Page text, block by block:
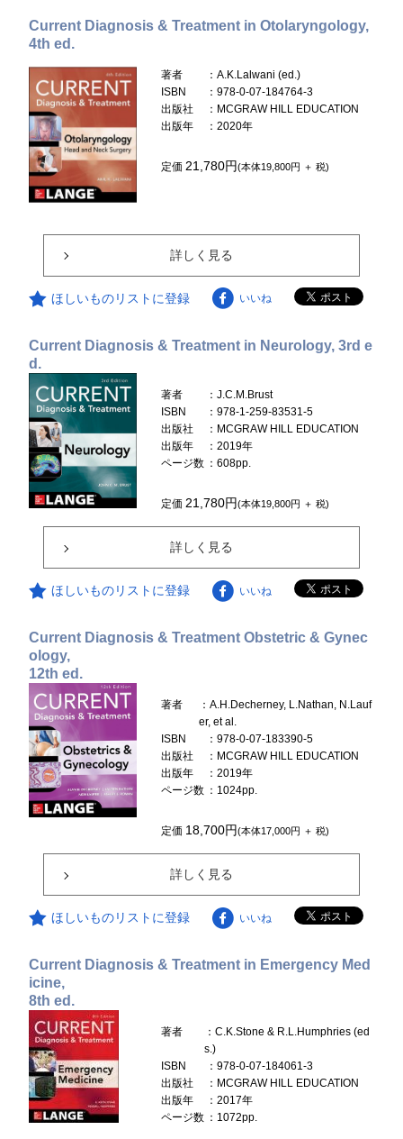
Current Diagnosis & Treatment in Otolaryngology,
4th ed.
著者
：A.K.Lalwani (ed.)
ISBN
：978-0-07-184764-3
出版社
：MCGRAW HILL EDUCATION
出版年
：2020年
定価 21,780円(本体19,800円 ＋ 税)
詳しく見る
ほしいものリストに登録 いいね
Current Diagnosis & Treatment in Neurology, 3rd e
d.
著者
：J.C.M.Brust
ISBN
：978-1-259-83531-5
出版社
：MCGRAW HILL EDUCATION
出版年
：2019年
ページ数 ：608pp.
定価21,780円(本体19,800円 ＋ 税)
詳しく見る
ほしいものリストに登録 いいね
Current Diagnosis & Treatment Obstetric & Gynec
ology,
12th ed.
著者
：A.H.Decherney, L.Nathan, N.Lauf
er, et al.
ISBN
：978-0-07-183390-5
出版社
：MCGRAW HILL EDUCATION
出版年
：2019年
ページ数 ：1024pp.
定価 18,700円(本体17,000円 ＋ 税)
詳しく見る
ほしいものリストに登録 いいね
Current Diagnosis & Treatment in Emergency Med
icine,
8th ed.
著者
：C.K.Stone & R.L.Humphries (ed
s.)
ISBN
：978-0-07-184061-3
出版社
：MCGRAW HILL EDUCATION
出版年
：2017年
ページ数 ：1072pp.